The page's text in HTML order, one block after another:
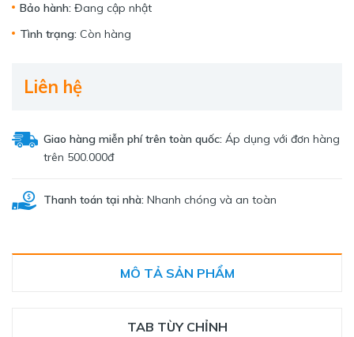
Bảo hành: Đang cập nhật
Tình trạng: Còn hàng
Liên hệ
Giao hàng miễn phí trên toàn quốc: Áp dụng với đơn hàng
trên 500.000đ
Thanh toán tại nhà: Nhanh chóng và an toàn
MÔ TẢ SẢN PHẨM
TAB TÙY CHỈNH